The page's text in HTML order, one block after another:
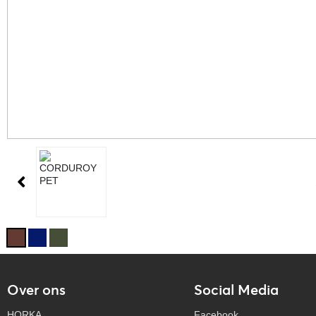
Over ons Social Media